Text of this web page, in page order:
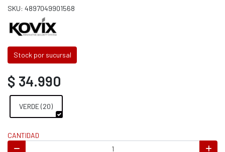
SKU: 4897049901568
Stock por sucursal
$ 34.990
VERDE (20)
CANTIDAD